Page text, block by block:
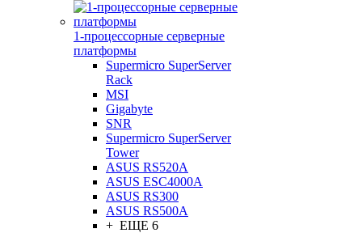
1-процессорные серверные
платформы
Supermicro SuperServer
Rack
MSI
Gigabyte
SNR
Supermicro SuperServer
Tower
ASUS RS520A
ASUS ESC4000A
ASUS RS300
ASUS RS500A
+ ЕЩЕ 6